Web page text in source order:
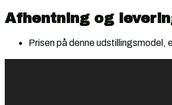
Afhentning og
Prisen på denne udstillingsmodel,